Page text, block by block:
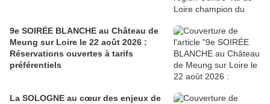
9e SOIRÉE BLANCHE au Château de
Meung sur Loire le 22 août 2026 :
Réservations ouvertes à tarifs
préférentiels
La SOLOGNE au cœur des enjeux de